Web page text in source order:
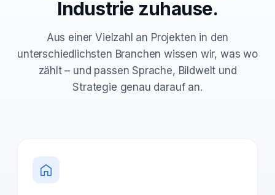
Industrie zuhause.
Aus einer Vielzahl an Projekten in den
unterschiedlichsten Branchen wissen wir, was wo
zählt – und passen Sprache, Bildwelt und
Strategie genau darauf an.